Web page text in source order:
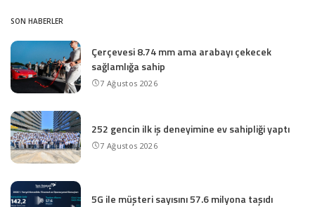
SON HABERLER
Çerçevesi 8.74 mm ama arabayı çekecek
sağlamlığa sahip
7 Ağustos 2026
252 gencin ilk iş deneyimine ev sahipliği yaptı
7 Ağustos 2026
5G ile müşteri sayısını 57.6 milyona taşıdı